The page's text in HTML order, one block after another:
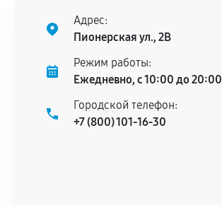
Адрес:
Пионерская ул., 2В
Режим работы:
Ежедневно, с 10:00 до 20:00
Городской телефон:
+7 (800) 101-16-30